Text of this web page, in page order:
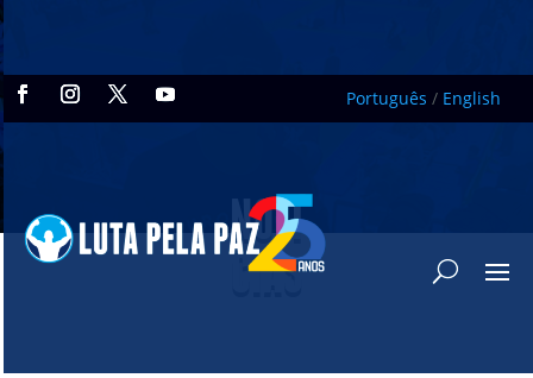
Português / English
NOTÍ
CIAS